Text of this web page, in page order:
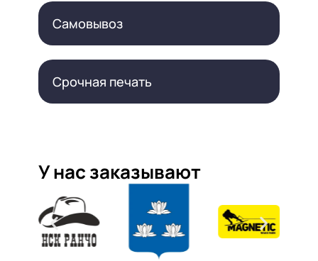
Самовывоз
Срочная печать
У нас заказывают